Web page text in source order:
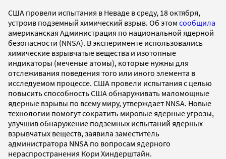
США провели испытания в Неваде в среду, 18 октября,
устроив подземный химический взрыв. Об этом сообщила
американская Администрация по национальной ядерной
безопасности (NNSA). В эксперименте использовались
химические взрывчатые вещества и изотопные
индикаторы (меченые атомы), которые нужны для
отслеживания поведения того или иного элемента в
исследуемом процессе. США провели испытания с целью
повысить способность США обнаруживать маломощные
ядерные взрывы по всему миру, утверждает NNSA. Новые
технологии помогут сократить мировые ядерные угрозы,
улучшив обнаружение подземных испытаний ядерных
взрывчатых веществ, заявила заместитель
администратора NNSA по вопросам ядерного
нераспространения Кори Хиндерштайн.